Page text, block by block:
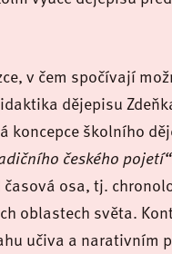
v čem spočívají
dějepisu
koncepce školního
českého pojetí“
osa, tj.
oblastech světa.
učiva a narativním